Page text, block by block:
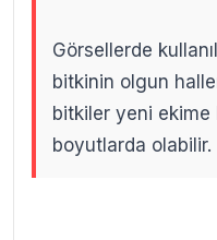
Görsellerde
bitkinin olgun
bitkiler yeni ekime
boyutlarda olabilir.